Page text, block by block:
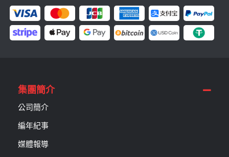
集團簡介
公司簡介
編年紀事
媒體報導